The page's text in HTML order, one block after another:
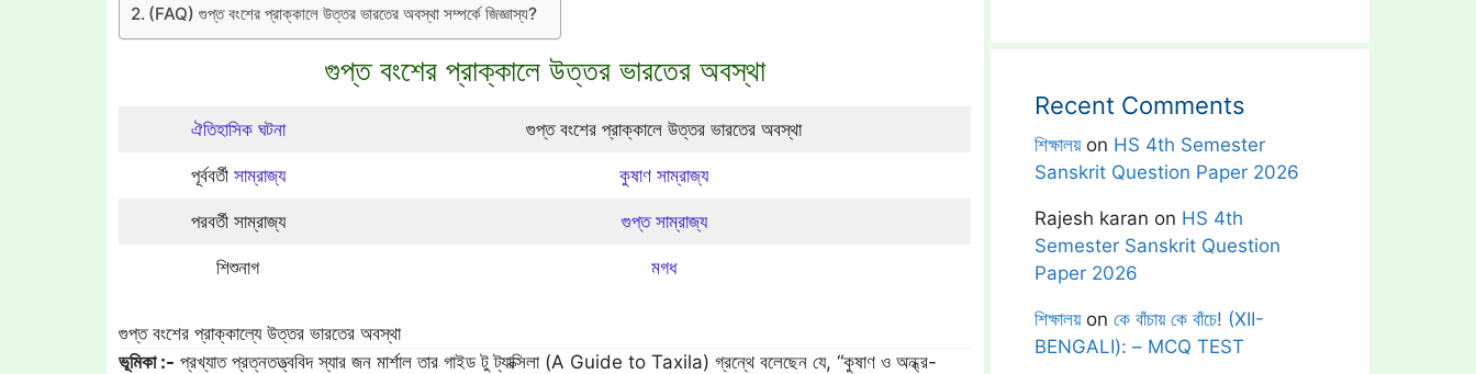
(FAQ) গুপ্ত বংশের প্রাক্কালে উত্তর ভারতের অবস্থা সম্পর্কে জিজ্ঞাস্য?
গুপ্ত বংশের প্রাক্কালে উত্তর ভারতের অবস্থা
ঐতিহাসিক ঘটনা গুপ্ত বংশের প্রাক্কালে উত্তর ভারতের অবস্থা
পূর্ববর্তী সাম্রাজ্য কুষাণ সাম্রাজ্য
পরবর্তী সাম্রাজ্য গুপ্ত সাম্রাজ্য
শিশুনাগ মগধ
গুপ্ত বংশের প্রাক্কাল্যে উত্তর ভারতের অবস্থা
ভূমিকা :- প্রখ্যাত প্রত্নতত্ত্ববিদ স্যার জন মার্শাল তার গাইড টু ট্যাক্সিলা (A Guide to Taxila) গ্রন্থে বলেছেন যে, “কুষাণ ও অন্ধ্র-
Recent Comments
শিক্ষালয়on HS 4th Semester
Sanskrit Question Paper 2026
Rajesh karan on HS 4th
Semester Sanskrit Question
Paper 2026
শিক্ষালয়on কে বাঁচায় কে বাঁচে! (XII-
BENGALI): – MCQ TEST